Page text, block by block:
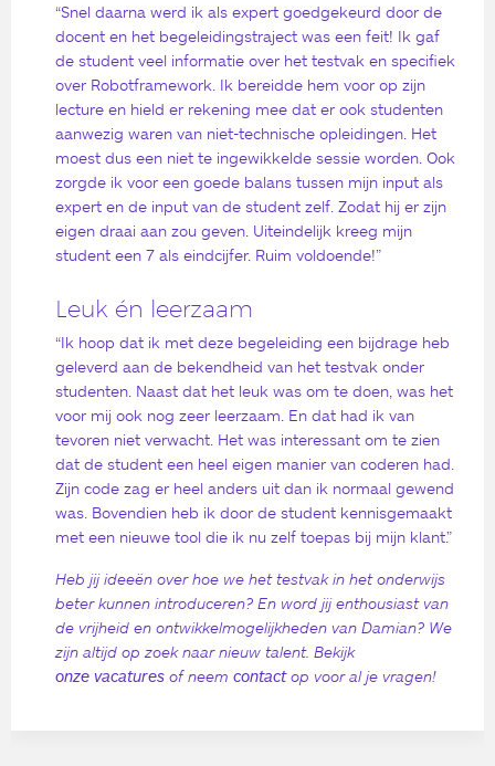
“Snel daarna werd ik als expert goedgekeurd door de
docent en het begeleidingstraject was een feit! Ik gaf
de student veel informatie over het testvak en specifiek
over Robotframework. Ik bereidde hem voor op zijn
lecture en hield er rekening mee dat er ook studenten
aanwezig waren van niet-technische opleidingen. Het
moest dus een niet te ingewikkelde sessie worden. Ook
zorgde ik voor een goede balans tussen mijn input als
expert en de input van de student zelf. Zodat hij er zijn
eigen draai aan zou geven. Uiteindelijk kreeg mijn
student een 7 als eindcijfer. Ruim voldoende!”
Leuk én leerzaam
“Ik hoop dat ik met deze begeleiding een bijdrage heb
geleverd aan de bekendheid van het testvak onder
studenten. Naast dat het leuk was om te doen, was het
voor mij ook nog zeer leerzaam. En dat had ik van
tevoren niet verwacht. Het was interessant om te zien
dat de student een heel eigen manier van coderen had.
Zijn code zag er heel anders uit dan ik normaal gewend
was. Bovendien heb ik door de student kennisgemaakt
met een nieuwe tool die ik nu zelf toepas bij mijn klant.”
Heb jij ideeën over hoe we het testvak in het onderwijs
beter kunnen introduceren? En word jij enthousiast van
de vrijheid en ontwikkelmogelijkheden van Damian? We
zijn altijd op zoek naar nieuw talent. Bekijk
onze vacatures of neem contactop voor al je vragen!